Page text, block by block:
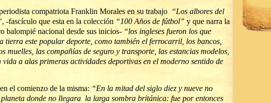
compatriota Franklin Morales en su trabajo “Los albores del
, -fascículo que esta en la colección “100 Años de fútbol” y que narra la
balompié nacional desde sus inicios- “los ingleses fueron los que
tierra este popular deporte, como también el ferrocarril, los bancos,
muelles, las compañías de seguro y transporte, las estancias modelos,
a alas primeras actividades deportivas en el moderno sentido de
el comienzo de la misma: “En la mitad del siglo diez y nueve no
donde no llegara la larga sombra británica: fue por entonces